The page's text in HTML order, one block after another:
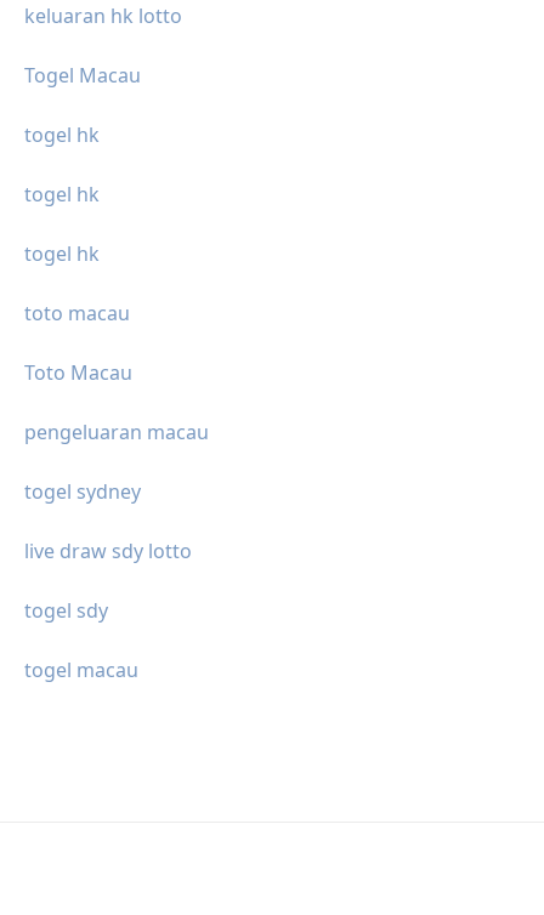
keluaran hk lotto
Togel Macau
togel hk
togel hk
togel hk
toto macau
Toto Macau
pengeluaran macau
togel sydney
live draw sdy lotto
togel sdy
togel macau